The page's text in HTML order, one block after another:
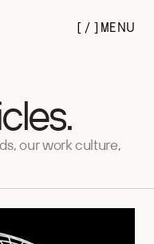
[/ ] MENU
our work culture,